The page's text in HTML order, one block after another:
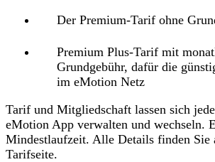
Der Premium-Tarif ohne
Premium Plus-Tarif mit
Grundgebühr, dafür die
im eMotion Netz
Tarif und Mitgliedschaft lassen sich
eMotion App verwalten und wechseln.
Mindestlaufzeit. Alle Details finden Sie
Tarifseite.